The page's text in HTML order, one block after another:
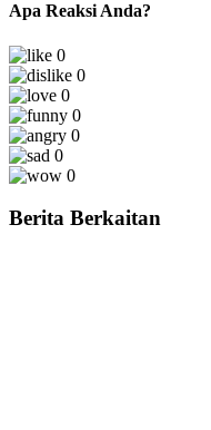
Apa Reaksi Anda?
0
0
0
0
0
0
0
Berita Berkaitan